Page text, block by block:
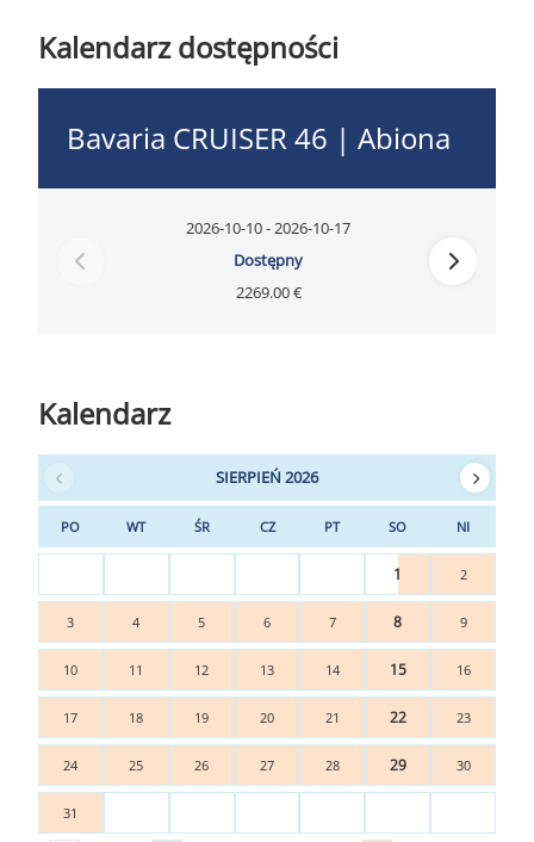
Kalendarz dostępności
Bavaria CRUISER 46 | Abiona
2026-10-10 - 2026-10-17
Dostępny
2269.00 €
Kalendarz
SIERPIEŃ 2026
PO WT ŚR CZ PT SO NI
1 2
3 4 5 6 7 8 9
10 11 12 13 14 15 16
17 18 19 20 21 22 23
24 25 26 27 28 29 30
31